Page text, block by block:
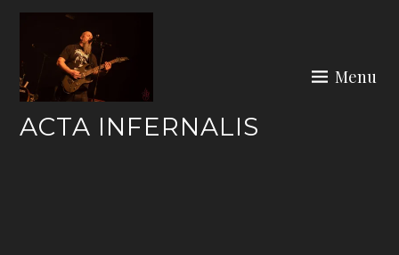
Skip
content
ACTA INFERNALIS
Menu